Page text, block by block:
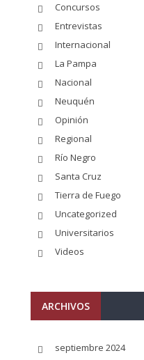
Concursos
Entrevistas
Internacional
La Pampa
Nacional
Neuquén
Opinión
Regional
Río Negro
Santa Cruz
Tierra de Fuego
Uncategorized
Universitarios
Videos
ARCHIVOS
septiembre 2024